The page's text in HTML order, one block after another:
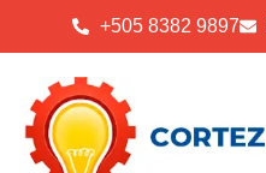
+505 8382 9897